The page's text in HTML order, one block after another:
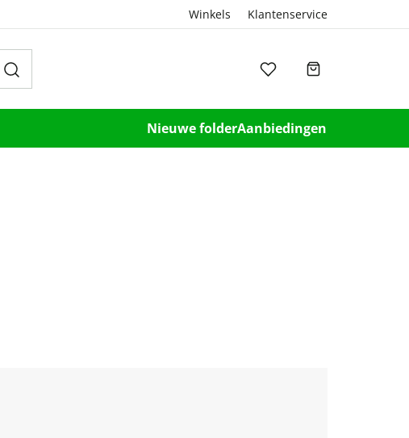
Winkels Klantenservice
Nieuwe folderAanbiedingen